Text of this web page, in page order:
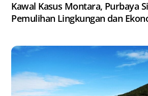
Kawal Kasus Montara, Purbaya
Pemulihan Lingkungan dan